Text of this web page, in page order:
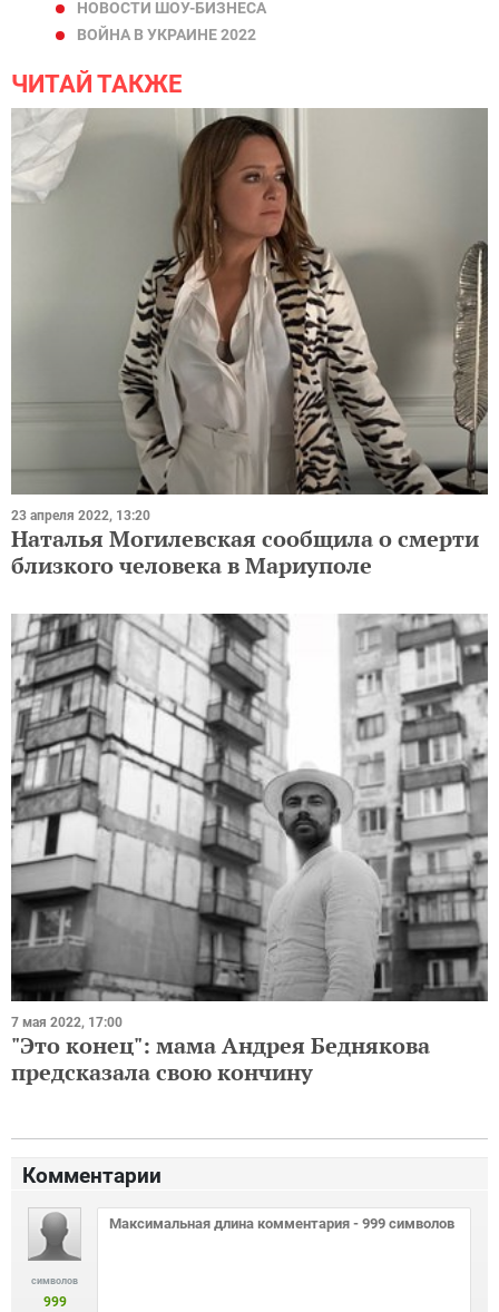
НОВОСТИ ШОУ-БИЗНЕСА
ВОЙНА В УКРАИНЕ 2022
ЧИТАЙ ТАКЖЕ
23 апреля 2022, 13:20
Наталья Могилевская сообщила о смерти
близкого человека в Мариуполе
7 мая 2022, 17:00
"Это конец": мама Андрея Беднякова
предсказала свою кончину
Комментарии
символов
999